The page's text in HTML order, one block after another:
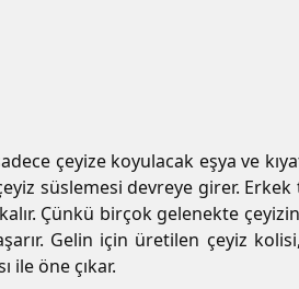
çeyize koyulacak eşya ve
süslemesi devreye girer.
Çünkü birçok gelenekte
Gelin için üretilen çeyiz
ile öne çıkar.